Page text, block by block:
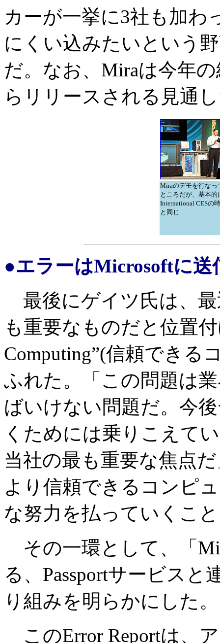
カーが一挙に3社も加わ
にくい込みたいという
だ。なお、Miraは今年
らリリースされる見通
Miraのデモを行なっ
ところだが、基本的
International CESの
と同じ
●エラーはMicrosoftに送
最後にゲイツ氏は、最
も重要なものだと位置
Computing”(信頼できる
ふれた。「この問題は
ばいけない問題だ。今
くためには乗りこえて
当社の最も重要な焦点
より信頼できるコンピ
な努力を払っていくこ
その一環として、「
る、Passportサービス
り組みを明らかにした。
このError Reportは、